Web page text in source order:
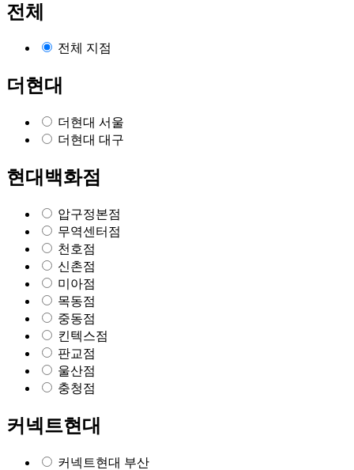
전체
전체 지점
더현대
더현대 서울
더현대 대구
현대백화점
압구정본점
무역센터점
천호점
신촌점
미아점
목동점
중동점
킨텍스점
판교점
울산점
충청점
커넥트현대
커넥트현대 부산